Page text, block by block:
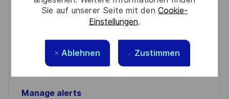
Sie auf unserer Seite mit den Cookie-
Einstellungen.
Ablehnen Zustimmen
(Required)
Required
Prüfen Sie die Bedingungen für die Verarbeitung
persönlicher Daten und stimmen Sie ihnen zu
Aktivieren
Manage alerts